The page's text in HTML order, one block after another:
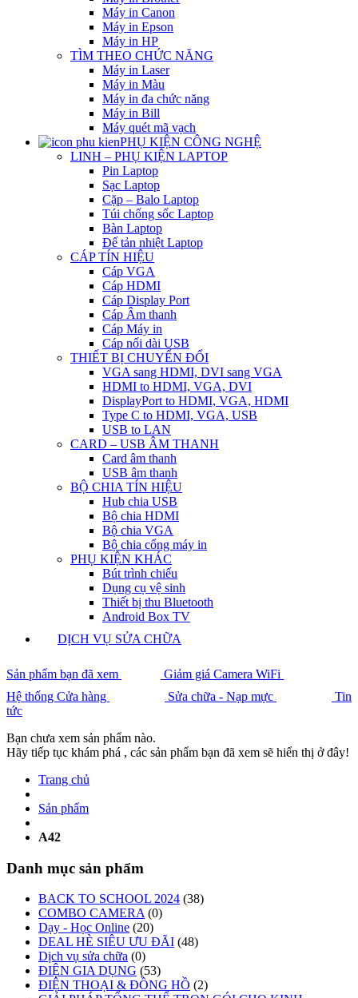
Máy in Canon
Máy in Epson
Máy in HP
TÌM THEO CHỨC NĂNG
Máy in Laser
Máy in Màu
Máy in đa chức năng
Máy in Bill
Máy quét mã vạch
PHỤ KIỆN CÔNG NGHỆ
LINH – PHỤ KIỆN LAPTOP
Pin Laptop
Sạc Laptop
Cặp – Balo Laptop
Túi chống sốc Laptop
Bàn Laptop
Đế tản nhiệt Laptop
CÁP TÍN HIỆU
Cáp VGA
Cáp HDMI
Cáp Display Port
Cáp Âm thanh
Cáp Máy in
Cáp nối dài USB
THIẾT BỊ CHUYỂN ĐỔI
VGA sang HDMI, DVI sang VGA
HDMI to HDMI, VGA, DVI
DisplayPort to HDMI, VGA, HDMI
Type C to HDMI, VGA, USB
USB to LAN
CARD – USB ÂM THANH
Card âm thanh
USB âm thanh
BỘ CHIA TÍN HIỆU
Hub chia USB
Bộ chia HDMI
Bộ chia VGA
Bộ chia cổng máy in
PHỤ KIỆN KHÁC
Bút trình chiếu
Dụng cụ vệ sinh
Thiết bị thu Bluetooth
Android Box TV
DỊCH VỤ SỬA CHỮA
Sản phẩm bạn đã xem
Giảm giá Camera WiFi
Hệ thống Cửa hàng
Sửa chữa - Nạp mực
Tin
tức
Bạn chưa xem sản phẩm nào.
Hãy tiếp tục khám phá , các sản phẩm bạn đã xem sẽ hiển thị ở đây!
Trang chủ
Sản phẩm
A42
Danh mục sản phẩm
BACK TO SCHOOL 2024 (38)
COMBO CAMERA (0)
Dạy - Học Online (20)
DEAL HÈ SIÊU ƯU ĐÃI (48)
Dịch vụ sửa chữa (0)
ĐIỆN GIA DỤNG (53)
ĐIỆN THOẠI & ĐỒNG HỒ (2)